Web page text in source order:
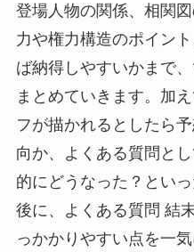
登場人物の関係、相関
力や権力構造のポイン
ば納得しやすいかまで
まとめていきます。加
フが描かれるとしたら
向か、よくある質問と
的にどうなった？とい
後に、よくある質問 結
っかかりやすい点を一